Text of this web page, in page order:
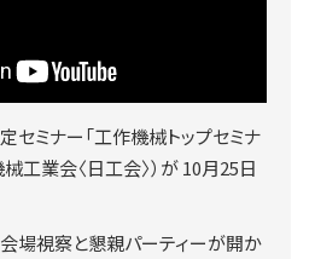
セミナー「工作機械トップセミナ
工業会〈日工会〉）が 10月25日
場視察と懇親パーティーが開か